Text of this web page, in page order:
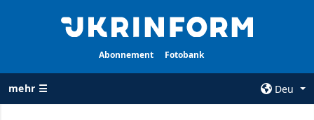
Abonnement Fotobank
mehr ☰
Deu